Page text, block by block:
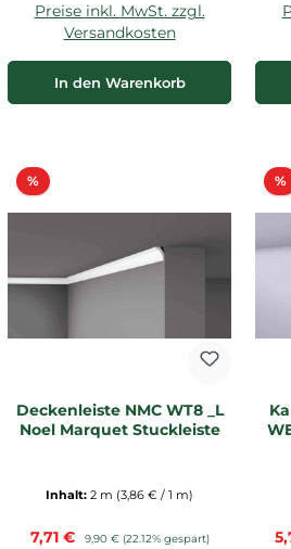
Preise inkl. MwSt. zzgl.
Versandkosten
In den Warenkorb
%Rabatt
Deckenleiste NMC WT8 _L
Noel Marquet Stuckleiste
Inhalt: 2 m (3,86 € / 1 m)
Verkaufspreis:
7,71 € Regulärer Preis:
9,90 € (22.12% gespart)
%